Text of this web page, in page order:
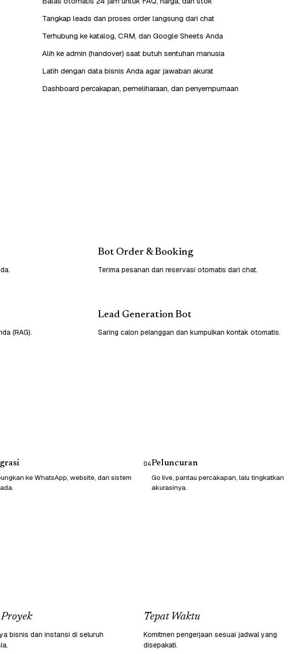
Tangkap leads dan proses order langsung dari chat
Terhubung ke katalog, CRM, dan Google Sheets Anda
Alih ke admin (handover) saat butuh sentuhan manusia
Latih dengan data bisnis Anda agar jawaban akurat
Dashboard percakapan, pemeliharaan, dan penyempurnaan
Bot Order & Booking
Terima pesanan dan reservasi otomatis dari chat.
(RAG).
Lead Generation Bot
Saring calon pelanggan dan kumpulkan kontak otomatis.
ke WhatsApp, website, dan sistem
04Peluncuran
Go live, pantau percakapan, lalu tingkatkan
akurasinya.
bisnis dan instansi di seluruh
Tepat Waktu
Komitmen pengerjaan sesuai jadwal yang
disepakati.